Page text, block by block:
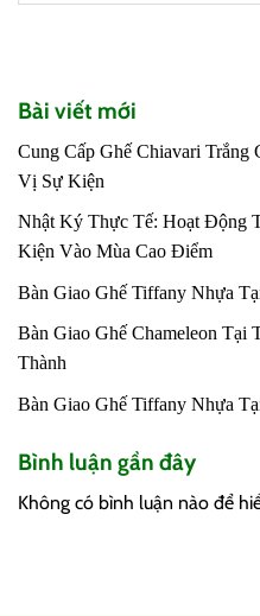
Bài viết mới
Cung Cấp Ghế Chiavari
Vị Sự Kiện
Nhật Ký Thực Tế: Hoạt Động
Kiện Vào Mùa Cao Điểm
Bàn Giao Ghế Tiffany Nhựa
Bàn Giao Ghế Chameleon Tại
Thành
Bàn Giao Ghế Tiffany Nhựa
Bình luận gần đây
Không có bình luận nào để